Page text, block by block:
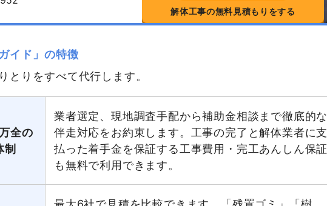
解体工事の無料見積もりをする
イド」の特徴
とりをすべて代行します。
全の
制
業者選定、現地調査手配から補助金相談まで徹底的な
伴走対応をお約束します。工事の完了と解体業者に支
払った着手金を保証する工事費用・完工あんしん保証
も無料で利用できます。